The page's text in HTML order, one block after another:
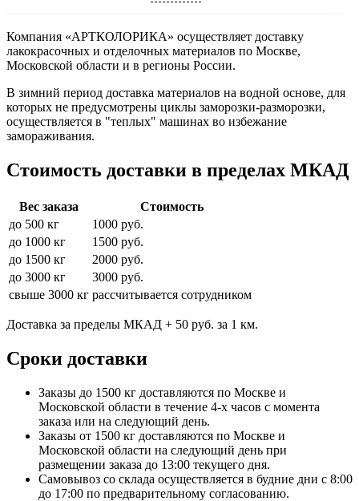
Компания «АРТКОЛОРИКА» осуществляет доставку
лакокрасочных и отделочных материалов по Москве,
Московской области и в регионы России.
В зимний период доставка материалов на водной основе, для
которых не предусмотрены циклы заморозки-разморозки,
осуществляется в "теплых" машинах во избежание
замораживания.
Стоимость доставки в пределах МКАД
Вес заказа
Стоимость
до 500 кг
1000 руб.
до 1000 кг
1500 руб.
до 1500 кг
2000 руб.
до 3000 кг
3000 руб.
свыше 3000 кг рассчитывается сотрудником
Доставка за пределы МКАД + 50 руб. за 1 км.
Сроки доставки
Заказы до 1500 кг доставляются по Москве и
Московской области в течение 4-х часов с момента
заказа или на следующий день.
Заказы от 1500 кг доставляются по Москве и
Московской области на следующий день при
размещении заказа до 13:00 текущего дня.
Самовывоз со склада осуществляется в будние дни с 8:00
до 17:00 по предварительному согласованию.